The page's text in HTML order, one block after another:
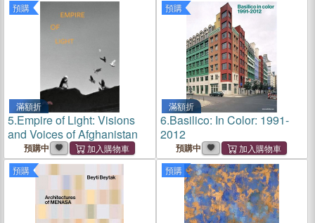
預購
滿額折
5.Empire of Light: Visions
and Voices of Afghanistan
預購中
預購
滿額折
6.Basilico: In Color: 1991-
2012
預購中
預購 預購